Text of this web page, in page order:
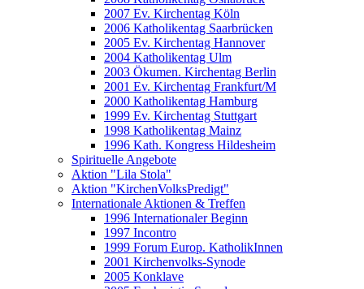
2007 Ev. Kirchentag Köln
2006 Katholikentag Saarbrücken
2005 Ev. Kirchentag Hannover
2004 Katholikentag Ulm
2003 Ökumen. Kirchentag Berlin
2001 Ev. Kirchentag Frankfurt/M
2000 Katholikentag Hamburg
1999 Ev. Kirchentag Stuttgart
1998 Katholikentag Mainz
1996 Kath. Kongress Hildesheim
Spirituelle Angebote
Aktion "Lila Stola"
Aktion "KirchenVolksPredigt"
Internationale Aktionen & Treffen
1996 Internationaler Beginn
1997 Incontro
1999 Forum Europ. KatholikInnen
2001 Kirchenvolks-Synode
2005 Konklave